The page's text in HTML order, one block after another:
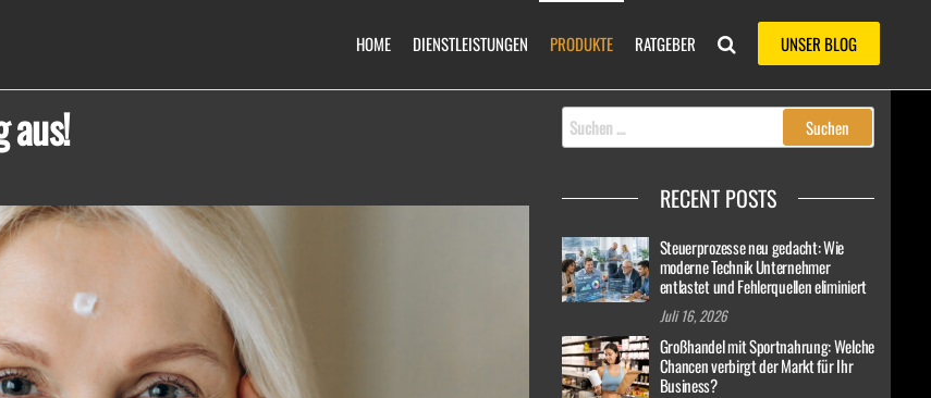
UNSER BLOG
HOME DIENSTLEISTUNGEN PRODUKTE RATGEBER
aus!
Suchen
nach:
RECENT POSTS
Steuerprozesse neu gedacht: Wie
moderne Technik Unternehmer
entlastet und Fehlerquellen eliminiert
Juli 16, 2026
Großhandel mit Sportnahrung: Welche
Chancen verbirgt der Markt für Ihr
Business?